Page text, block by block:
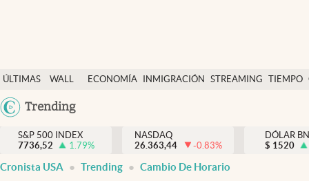
ÚLTIMAS
NOTICIAS
WALL
DÓLAR
ECONOMÍA INMIGRACIÓN STREAMING TIEMPO
México
Trending
Finanzas y economía
Wall Street y dólar
Inmigración
S&P 500 INDEX
7736,52
1.79%
NASDAQ
26.363,44
-0.83%
DÓLAR
$ 1520
Cronista USA Trending Cambio De Horario